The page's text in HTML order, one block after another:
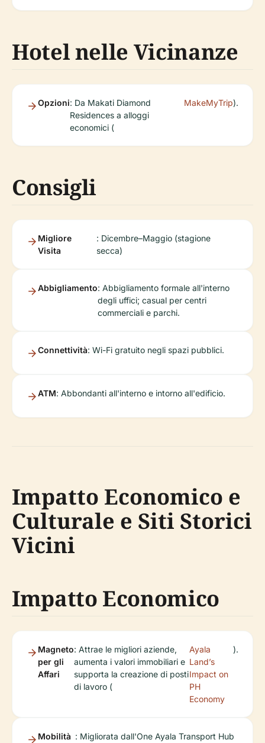
Hotel nelle Vicinanze
Opzioni: Da Makati Diamond
Residences a alloggi
economici (
MakeMyTrip).
Consigli
Migliore
Visita
: Dicembre–Maggio (stagione
secca)
Abbigliamento: Abbigliamento formale all'interno
degli uffici; casual per centri
commerciali e parchi.
Connettività: Wi-Fi gratuito negli spazi pubblici.
ATM: Abbondanti all'interno e intorno all'edificio.
Impatto Economico e
Culturale e Siti Storici
Vicini
Impatto Economico
Magneto
per gli
Affari
: Attrae le migliori aziende,
aumenta i valori immobiliari e
supporta la creazione di posti
di lavoro (
Ayala
Land’s
Impact on
PH
Economy
).
Mobilità : Migliorata dall'One Ayala Transport Hub